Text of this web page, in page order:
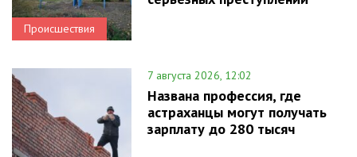
Происшествия
7 августа 2026, 12:02
Названа профессия, где
астраханцы могут получать
зарплату до 280 тысяч